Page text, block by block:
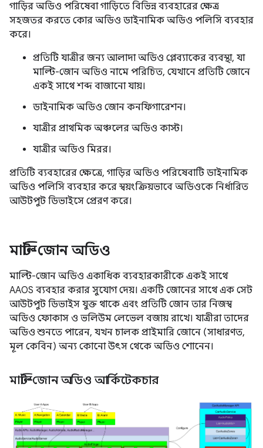
গাড়ির অডিও পরিষেবা গাড়িতে বিভিন্ন ব্যবহারের ক্ষেত্র
সহজতর করতে কোর অডিও ডাইনামিক অডিও পলিসি ব্যবহার
করে।
প্রতিটি যাত্রীর জন্য আলাদা অডিও প্লেব্যাকের ব্যবস্থা, যা
মাল্টি-জোন অডিও নামে পরিচিত, যেখানে প্রতিটি জোনে
একই সাথে শব্দ বাজানো যায়।
ডাইনামিক অডিও জোন কনফিগারেশন।
যাত্রীর প্রাথমিক অঞ্চলের অডিও কাস্ট।
যাত্রীর অডিও মিরর।
প্রতিটি ব্যবহারের ক্ষেত্রে, গাড়ির অডিও পরিষেবাটি ডাইনামিক
অডিও পলিসি ব্যবহার করে স্বয়ংক্রিয়ভাবে অডিওকে নির্ধারিত
আউটপুট ডিভাইসে প্রেরণ করে।
মাল্টি-জোন অডিও
মাল্টি-জোন অডিও একাধিক ব্যবহারকারীকে একই সাথে
AAOS ব্যবহার করার সুযোগ দেয়। একটি জোনের সাথে এক সেট
আউটপুট ডিভাইস যুক্ত থাকে এবং প্রতিটি জোন তার নিজস্ব
অডিও ফোকাস ও ভলিউম লেভেল বজায় রাখে। যাত্রীরা তাদের
অডিও শুনতে পারেন, যখন চালক প্রাইমারি জোনে (সাধারণত,
মূল কেবিন) অন্য কোনো উৎস থেকে অডিও শোনেন।
মাল্টি-জোন অডিও আর্কিটেকচার